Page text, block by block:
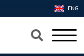
×
×
ENG